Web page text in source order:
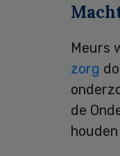
Meurs
zorg
de